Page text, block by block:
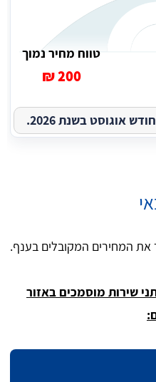
טווח מחיר נמוך
200 ₪
אוגוסט בשנת 2026.
את המחירים המקובלים בענף.
שירות מוסמכים באזור